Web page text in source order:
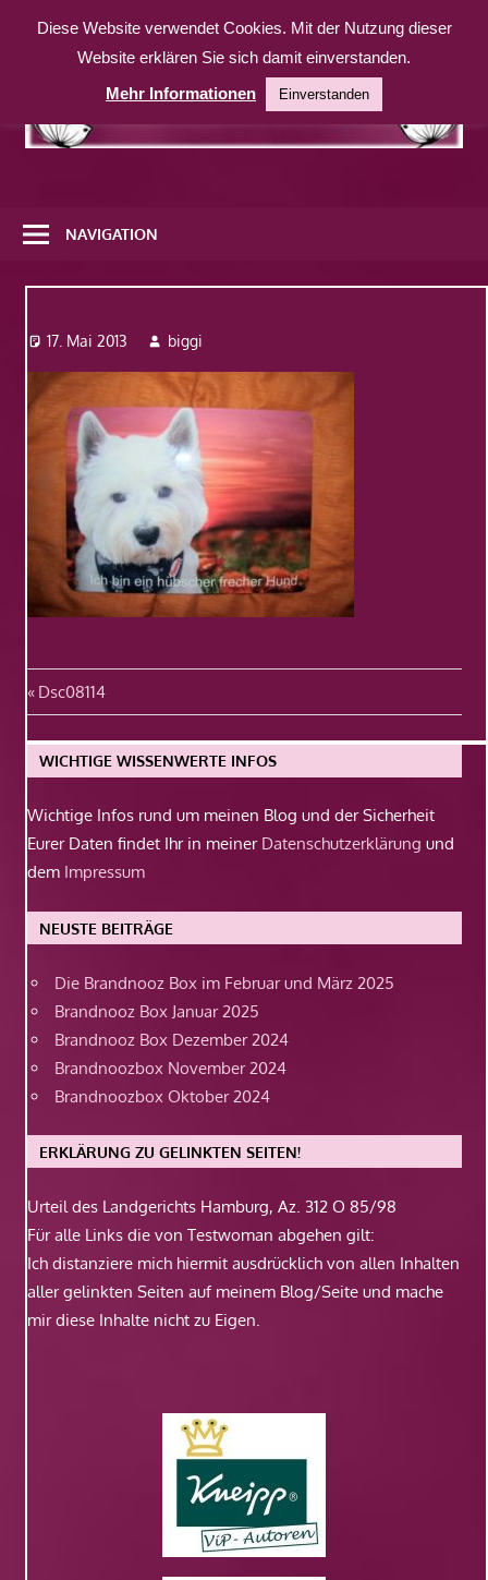
Inhalt
weitere
Website
NAVIGATION
17. Mai 2013 biggi
Beitragsnavigation
Vorheriger
Beitrag:
Dsc08114
WICHTIGE WISSENWERTE INFOS
Wichtige Infos rund um meinen Blog und der Sicherheit
Eurer Daten findet Ihr in meiner Datenschutzerklärung und
dem Impressum
NEUSTE BEITRÄGE
Die Brandnooz Box im Februar und März 2025
Brandnooz Box Januar 2025
Brandnooz Box Dezember 2024
Brandnoozbox November 2024
Brandnoozbox Oktober 2024
ERKLÄRUNG ZU GELINKTEN SEITEN!
Urteil des Landgerichts Hamburg, Az. 312 O 85/98
Für alle Links die von Testwoman abgehen gilt:
Ich distanziere mich hiermit ausdrücklich von allen Inhalten
aller gelinkten Seiten auf meinem Blog/Seite und mache
mir diese Inhalte nicht zu Eigen.
Diese Website verwendet Cookies. Mit der Nutzung dieser
Website erklären Sie sich damit einverstanden.
Mehr Informationen
Einverstanden